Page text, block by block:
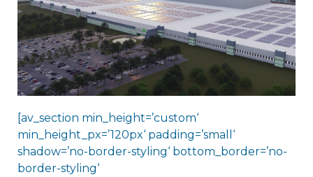
[av_section min_height=’custom‘
min_height_px=’120px‘ padding=’small‘
shadow=’no-border-styling‘ bottom_border=’no-
border-styling‘